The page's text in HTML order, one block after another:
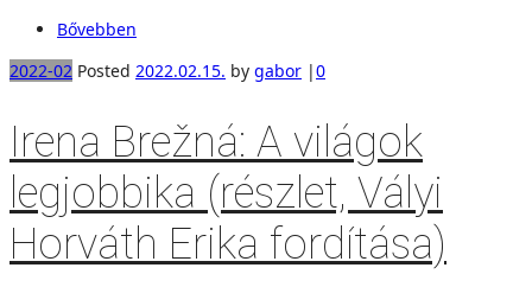
Bővebben
2022-02 Posted 2022.02.15. by gabor |0
Irena Brežná: A világok
legjobbika (részlet, Vályi
Horváth Erika fordítása)